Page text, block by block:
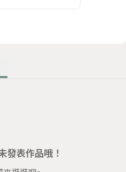
發表作品哦！